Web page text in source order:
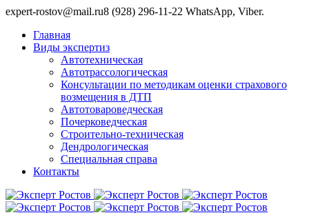
expert-rostov@mail.ru8 (928) 296-11-22 WhatsApp, Viber.
Главная
Виды экспертиз
Автотехническая
Автотрассологическая
Консультации по методикам оценки страхового
возмещения в ДТП
Автотовароведческая
Почерковедческая
Строительно-техническая
Дендрологическая
Специальная справа
Контакты